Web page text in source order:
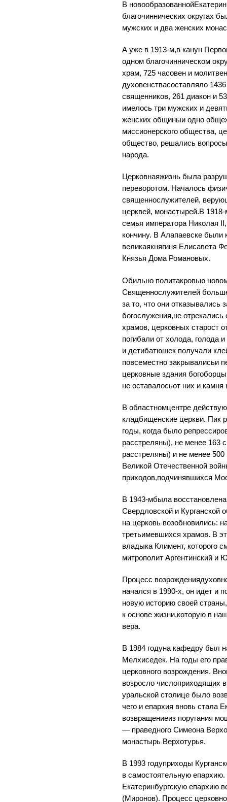
В
благочиннических округах
мужских и два женских
А уже в 1913-м,в канун
одном благочинническом
храм, 725 часовен и
духовенствасоставляло
священников, 261 диакон и
имелось три мужских и
женских общиныи одно
миссионерского общества,
общество, решались
народа.
Церковнаяжизнь была
переворотом. Началось
священнослужителей,
церквей, монастырей.В
семья императора Николая
кончину. В Алапаевске
великаякнягиня Елисавета
Князья Дома Романовых.
Обильно политакровью
Священнослужителей
за то, что они отказывались
богослужения,не
храмов, церковных старост
погибали от холода, голода
и детибатюшек получали
повсеместно закрывалисьи
церковные здания
не оставалосьот них и
В областномцентре
кладбищенские церкви. Пик
годы, когда было
расстреляны), не менее 163
расстреляны) и не менее 500
Великой Отечественной
приходов,подчинявшихся
В 1943-мбыла
Свердловской и Курганской
на церковь возобновились:
третьимевшихся храмов. В
владыка Климент, которого
митрополит Аргентинский и
Процесс
начался в 1990-х, он идет и
новую историю своей
к основе жизни,которую в
вера.
В 1984 годуна кафедру был
Мелхиседек. На годы его
церковного возрождения.
возросло числоприходящих
уральской столице было
чего и епархия вновь стала
возвращениеиз поругания
— праведного Симеона
монастырь Верхотурья.
В 1993 годуприходы
в самостоятельную
Екатеринбургскую епархию
(Миронов). Процесс